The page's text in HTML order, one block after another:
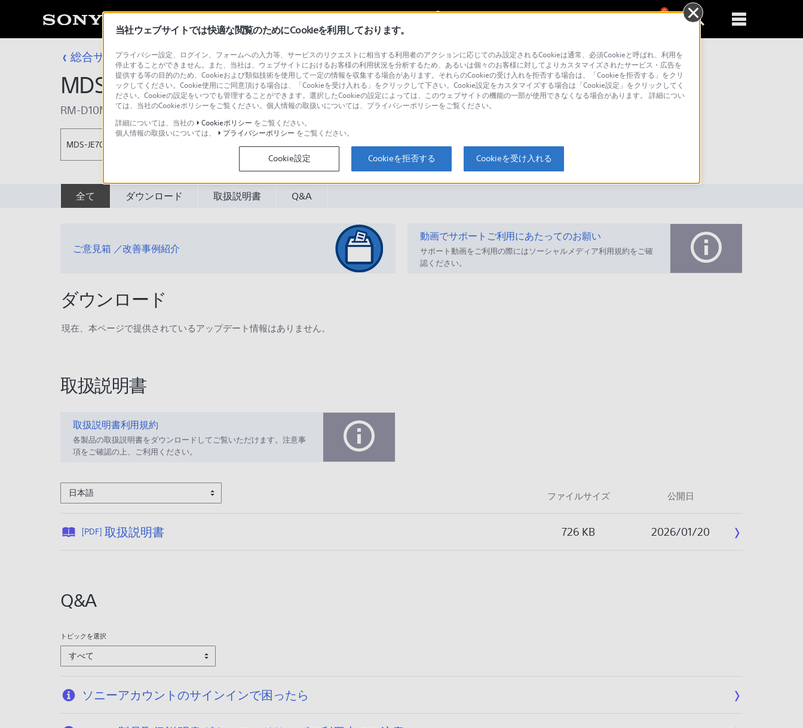
0
総合サポート・お問い合わせ コンポーネントオーディオ
MDS-JE700
RM-D10M RM-D9M
MDS-JE700 検索
全て ダウンロード 取扱説明書 Q&A
ご意見箱 ／改善事例紹介
動画でサポートご利用にあたってのお願い
サポート動画をご利用の際にはソーシャルメディア利用規約をご確
認ください。
ダウンロード
現在、本ページで提供されているアップデート情報はありません。
取扱説明書
取扱説明書利用規約
各製品の取扱説明書をダウンロードしてご覧いただけます。注意事
項をご確認の上、ご利用ください。
日本語 ファイルサイズ 公開日
[PDF] 取扱説明書公
/
0
1
/
0
726 KB 2026/01/20
Q&A
トピックを選択
すべて
ソニーアカウントのサインインで困ったら
当社ウェブサイトでは快適な閲覧のためにCookieを利用しております。
プライバシー設定、ログイン、フォームへの入力等、サービスのリクエストに相当する利用者のアクションに応じてのみ設定されるCookieは通常、必須Cookieと呼ばれ、利用を
停止することができません。また、当社は、ウェブサイトにおけるお客様の利用状況を分析するため、あるいは個々のお客様に対してよりカスタマイズされたサービス・広告を
提供する等の目的のため、Cookieおよび類似技術を使用して一定の情報を収集する場合があります。それらのCookieの受け入れを拒否する場合は、「Cookieを拒否する」をクリ
ックしてください。Cookie使用にご同意頂ける場合は、「Cookieを受け入れる」をクリックして下さい。Cookie設定をカスタマイズする場合は「Cookie設定」をクリックしてく
ださい。Cookieの設定をいつでも管理することができます。選択したCookieの設定によっては、このウェブサイトの機能の一部が使用できなくなる場合があります。 詳細につい
ては、当社のCookieポリシーをご覧ください。個人情報の取扱いについては、プライバシーポリシーをご覧ください。
詳細については、当社の
Cookieポリシー をご覧ください。
個人情報の取扱いについては、
プライバシーポリシー をご覧ください。
Cookie設定 Cookieを拒否する Cookieを受け入れる